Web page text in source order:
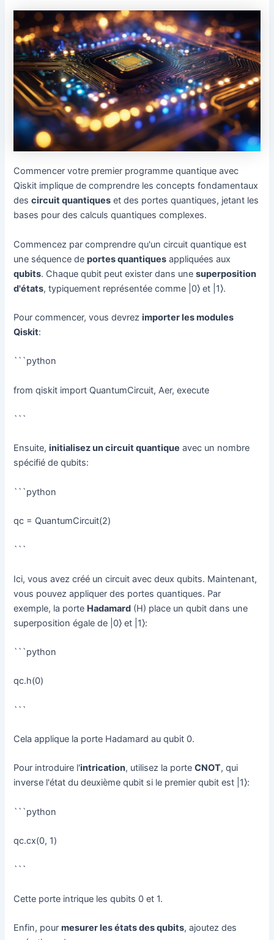
Commencer votre premier programme quantique avec
Qiskit implique de comprendre les concepts fondamentaux
descircuit quantiques et des portes quantiques, jetant les
bases pour des calculs quantiques complexes.
Commencez par comprendre qu'un circuit quantique est
une séquence deportes quantiques appliquées aux
qubits. Chaque qubit peut exister dans unesuperposition
d'états, typiquement représentée comme |0⟩ et |1⟩.
Pour commencer, vous devrezimporter les modules
Qiskit:
```python
from qiskit import QuantumCircuit, Aer, execute
```
Ensuite,initialisez un circuit quantique avec un nombre
spécifié de qubits:
```python
qc = QuantumCircuit(2)
```
Ici, vous avez créé un circuit avec deux qubits. Maintenant,
vous pouvez appliquer des portes quantiques. Par
exemple, la porte Hadamard (H) place un qubit dans une
superposition égale de |0⟩ et |1⟩:
```python
qc.h(0)
```
Cela applique la porte Hadamard au qubit 0.
Pour introduire l'intrication, utilisez la porteCNOT, qui
inverse l'état du deuxième qubit si le premier qubit est |1⟩:
```python
qc.cx(0, 1)
```
Cette porte intrique les qubits 0 et 1.
Enfin, pourmesurer les états des qubits, ajoutez des